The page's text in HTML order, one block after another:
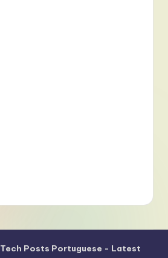
Tech Posts Portuguese - Latest